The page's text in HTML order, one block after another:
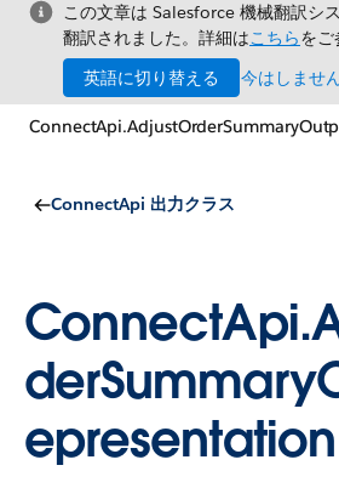
この文章は Salesforce 機械翻訳シ
翻訳されました。詳細はこちらをご
英語に切り替える
今はしませ
ConnectApi 出力クラス
epresentation